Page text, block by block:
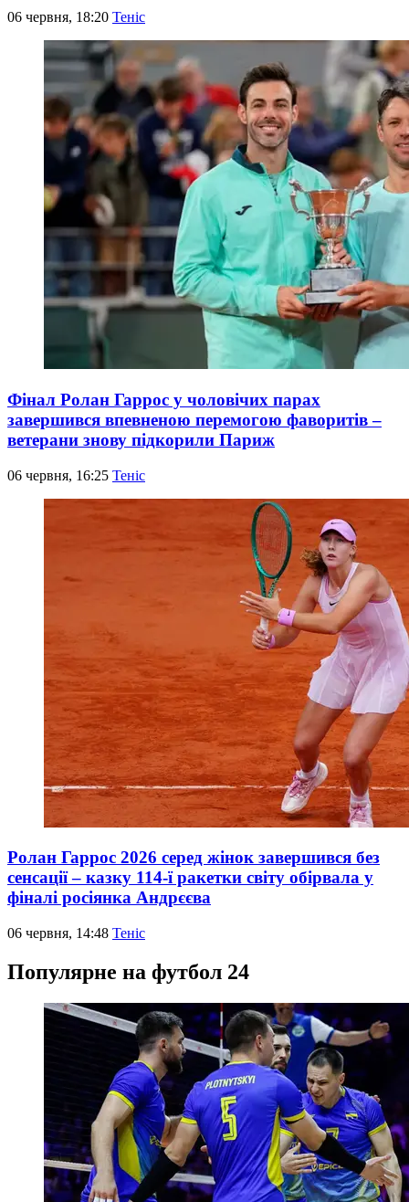
06 червня, 18:20 Теніс
Фінал Ролан Гаррос у чоловічих парах
завершився впевненою перемогою фаворитів –
ветерани знову підкорили Париж
06 червня, 16:25 Теніс
Ролан Гаррос 2026 серед жінок завершився без
сенсації – казку 114-ї ракетки світу обірвала у
фіналі росіянка Андрєєва
06 червня, 14:48 Теніс
Популярне на футбол 24